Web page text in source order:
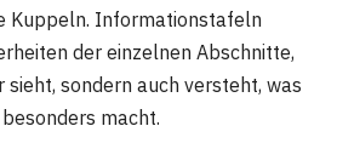
Kuppeln. Informationstafeln
der einzelnen Abschnitte,
sieht, sondern auch versteht, was
macht.